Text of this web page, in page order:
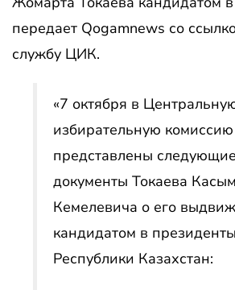
передает Qogamnews со
службу ЦИК.
«7 октября в
избирательную
представлены следующие
документы Токаева
Кемелевича о его
кандидатом в президенты
Республики Казахстан: